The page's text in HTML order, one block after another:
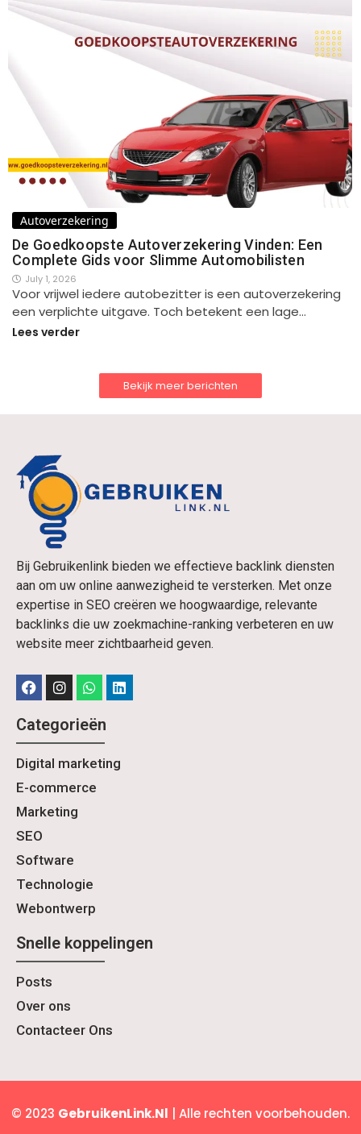
Autoverzekering
De Goedkoopste Autoverzekering Vinden: Een
Complete Gids voor Slimme Automobilisten
July 1, 2026
Voor vrijwel iedere autobezitter is een autoverzekering
een verplichte uitgave. Toch betekent een lage…
Lees verder
Bekijk meer berichten
Bij Gebruikenlink bieden we effectieve backlink diensten
aan om uw online aanwezigheid te versterken. Met onze
expertise in SEO creëren we hoogwaardige, relevante
backlinks die uw zoekmachine-ranking verbeteren en uw
website meer zichtbaarheid geven.
Categorieën
Digital marketing
E-commerce
Marketing
SEO
Software
Technologie
Webontwerp
Snelle koppelingen
Posts
Over ons
Contacteer Ons
© 2023 GebruikenLink.Nl | Alle rechten voorbehouden.